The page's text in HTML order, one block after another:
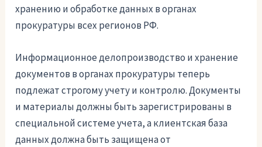
хранению и обработке данных в органах
прокуратуры всех регионов РФ.
Информационное делопроизводство и хранение
документов в органах прокуратуры теперь
подлежат строгому учету и контролю. Документы
и материалы должны быть зарегистрированы в
специальной системе учета, а клиентская база
данных должна быть защищена от